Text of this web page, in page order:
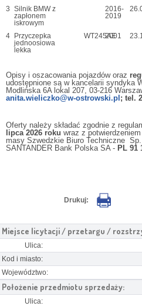
3 Silnik BMW z
zapłonem
iskrowym
2016-
2019
4 Przyczepka
jednoosiowa
lekka
WT245AE
2001
Opisy i oszacowania pojazdów oraz
udostępnione są w kancelarii syndyka
Modlińska 6A lokal 207, 03-216
anita.wieliczko@w-ostrowski.pl; tel.
Oferty należy składać zgodnie z
lipca 2026 roku wraz z
masy Szwedzkie Biuro Techniczne
SANTANDER Bank Polska SA - PL 91
Drukuj:
Miejsce licytacji / przetargu /
Ulica:
Kod i miasto:
Województwo:
Położenie przedmiotu sprzedaży:
Ulica: